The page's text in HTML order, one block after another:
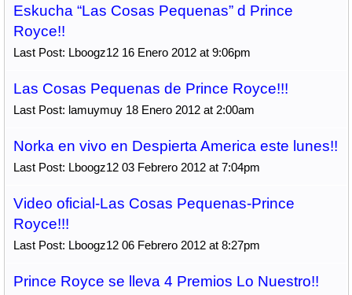
Eskucha “Las Cosas Pequenas” d Prince
Royce!!
Last Post: Lboogz12 16 Enero 2012 at 9:06pm
Las Cosas Pequenas de Prince Royce!!!
Last Post: lamuymuy 18 Enero 2012 at 2:00am
Norka en vivo en Despierta America este lunes!!
Last Post: Lboogz12 03 Febrero 2012 at 7:04pm
Video oficial-Las Cosas Pequenas-Prince
Royce!!!
Last Post: Lboogz12 06 Febrero 2012 at 8:27pm
Prince Royce se lleva 4 Premios Lo Nuestro!!